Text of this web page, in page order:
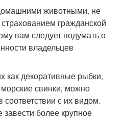
животными, не
гражданской
вам следует подумать о
владельцев
как декоративные рыбки,
свинки, можно
соответствии с их видом.
более крупное